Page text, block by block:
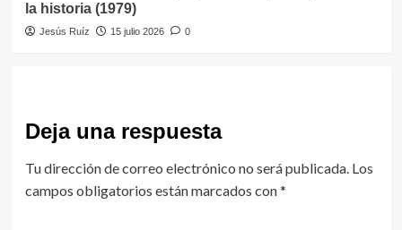
la historia (1979)
Jesús Ruíz 15 julio 2026 0
Deja una respuesta
Tu dirección de correo electrónico no será publicada. Los
campos obligatorios están marcados con*